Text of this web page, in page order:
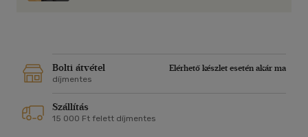
Bolti átvétel
Elérhető készlet esetén akár ma
díjmentes
Szállítás
15 000 Ft felett díjmentes